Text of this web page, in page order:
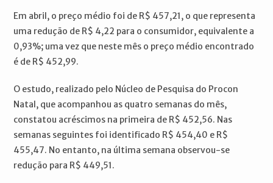
Em abril, o preço médio foi de R$ 457,21, o que representa
uma redução de R$ 4,22 para o consumidor, equivalente a
0,93%; uma vez que neste mês o preço médio encontrado
é de R$ 452,99.
O estudo, realizado pelo Núcleo de Pesquisa do Procon
Natal, que acompanhou as quatro semanas do mês,
constatou acréscimos na primeira de R$ 452,56. Nas
semanas seguintes foi identificado R$ 454,40 e R$
455,47. No entanto, na última semana observou-se
redução para R$ 449,51.